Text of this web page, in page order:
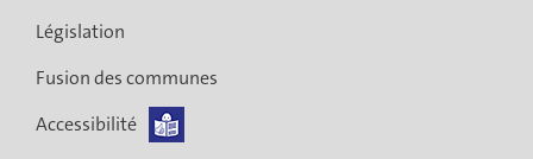
Législation
Fusion des communes
Accessibilité